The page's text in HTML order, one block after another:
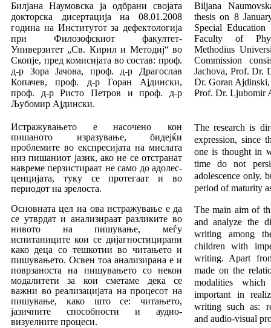
Билјана Наумовска ја одбрани својата
док­тор­ска дисертација на 08.01.2008
година на Инсти­ту­тот за дефектологија
при Филозофскиот факултет-
Универзитет „Св. Кирил и Методиј“ во
Скопје, пред комисијата во состав: проф.
д-р Зо­ра Јачова, проф. д-р Драгослав
Копачев, проф. д-р Горан Ајдински,
проф. д-р Ристо Петров и проф. д-р
Љубомир Ајдински.
Biljana
thesis on 8
Special Education
Faculty
of
Methodius
Commission
Jachova, Prof.Dr.
Dr. Goran Ajdinski
Prof. Dr. Ljubomir
Истражувањето е насочено кон
пишаното изра­зу­вање, бидејќи
проблемите во експресијата на мислата
низ пишаниот јазик, ако не се отстра­нат
навреме перзистираат не само до адолес­
цен­цијата, туку се протегаат и во
периодот на зрелоста.
Основната цел на ова истражување е да
се ут­вр­дат и анализираат разликите во
нивото на пи­шување, меѓу
испитаниците кои се дијагнос­ти­цирани
како деца со тешкотии во читањето и
пишувањето. Освен тоа анализирана е и
повр­за­носта на пишувањето со некои
модалитети за кои сметаме дека се
важни во реализацијата на процесот на
пишување, како што се: читањето,
јазичните способности и аудио-
визуелните процеси.
The research is
expres­sion, since
one is thought in
time do not
adolescence only,
period of maturity
The main aim of
and analyze the
writing among
children with
writing. Apart
made on the
mo­dalities
important in
writing such as:
and audio-visual